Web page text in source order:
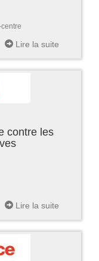
Lire la suite
contre les
Lire la suite